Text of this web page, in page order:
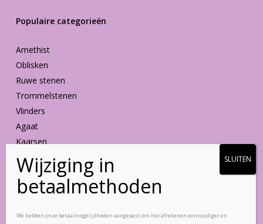
Populaire categorieën
Amethist
Oblisken
Ruwe stenen
Trommelstenen
Vlinders
Agaat
Kaarsen
Vormen
Blijf op de hoogte
We hebben onze betaalmogelijkheden aangepast om het afrekenen eenvoudiger en